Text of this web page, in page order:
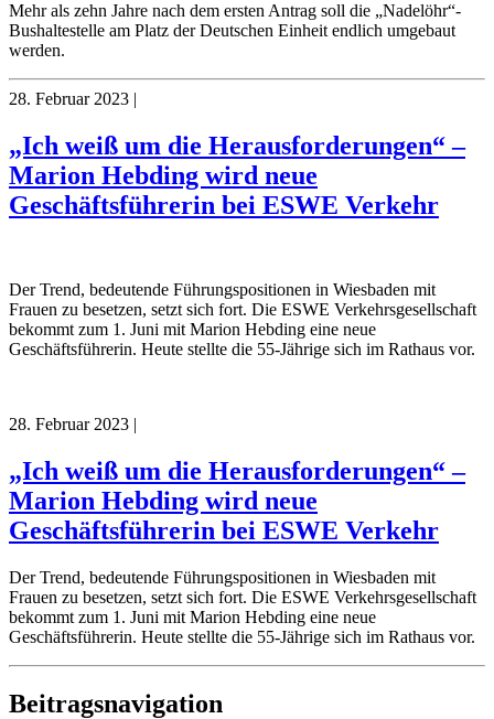
Mehr als zehn Jahre nach dem ersten Antrag soll die „Nadelöhr“-
Bushaltestelle am Platz der Deutschen Einheit endlich umgebaut
werden.
28. Februar 2023 |
„Ich weiß um die Herausforderungen“ –
Marion Hebding wird neue
Geschäftsführerin bei ESWE Verkehr
Der Trend, bedeutende Führungspositionen in Wiesbaden mit
Frauen zu besetzen, setzt sich fort. Die ESWE Verkehrsgesellschaft
bekommt zum 1. Juni mit Marion Hebding eine neue
Geschäftsführerin. Heute stellte die 55-Jährige sich im Rathaus vor.
28. Februar 2023 |
„Ich weiß um die Herausforderungen“ –
Marion Hebding wird neue
Geschäftsführerin bei ESWE Verkehr
Der Trend, bedeutende Führungspositionen in Wiesbaden mit
Frauen zu besetzen, setzt sich fort. Die ESWE Verkehrsgesellschaft
bekommt zum 1. Juni mit Marion Hebding eine neue
Geschäftsführerin. Heute stellte die 55-Jährige sich im Rathaus vor.
Beitragsnavigation